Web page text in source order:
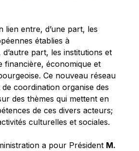
Marty
lien entre, d’une part, les
établies à
part, les institutions et
financière, économique et
Ce nouveau réseau
de coordination organise des
des thèmes qui mettent en
de ces divers acteurs;
culturelles et sociales.
a pour Président M.